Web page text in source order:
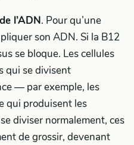
l’ADN. Pour qu’une
son ADN. Si la B12
se bloque. Les cellules
qui se divisent
— par exemple, les
qui produisent les
diviser normalement, ces
de grossir, devenant